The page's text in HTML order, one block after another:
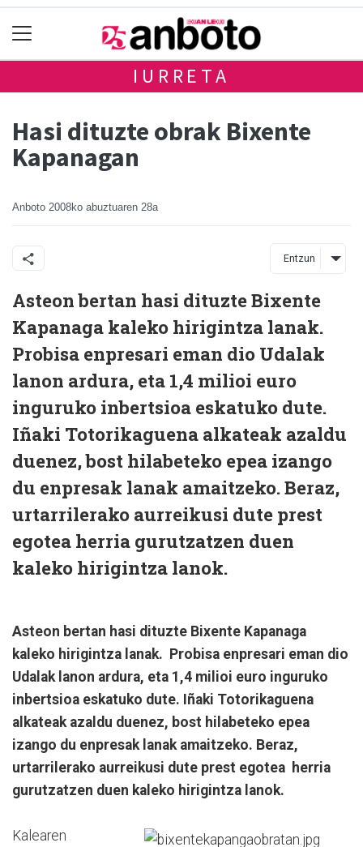
IURRETA
Hasi dituzte obrak Bixente
Kapanagan
Anboto 2008ko abuztuaren 28a
Entzun
Asteon bertan hasi dituzte Bixente
Kapanaga kaleko hirigintza lanak.
Probisa enpresari eman dio Udalak
lanon ardura, eta 1,4 milioi euro
inguruko inbertsioa eskatuko dute.
Iñaki Totorikaguena alkateak azaldu
duenez, bost hilabeteko epea izango
du enpresak lanak amaitzeko. Beraz,
urtarrilerako aurreikusi dute prest
egotea herria gurutzatzen duen
kaleko hirigintza lanok.
Asteon bertan hasi dituzte Bixente Kapanaga
kaleko hirigintza lanak. Probisa enpresari eman dio
Udalak lanon ardura, eta 1,4 milioi euro inguruko
inbertsioa eskatuko dute. Iñaki Totorikaguena
alkateak azaldu duenez, bost hilabeteko epea
izango du enpresak lanak amaitzeko. Beraz,
urtarrilerako aurreikusi dute prest egotea herria
gurutzatzen duen kaleko hirigintza lanok.
Kalearen